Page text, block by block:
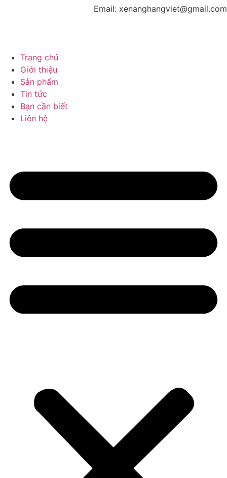
Email: xenanghangviet@gmail.com
Trang chủ
Giới thiệu
Sản phẩm
Tin tức
Bạn cần biết
Liên hệ